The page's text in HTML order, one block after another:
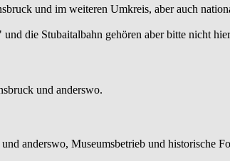
und im weiteren Umkreis, aber auch
die Stubaitalbahn gehören aber bitte nicht
und anderswo.
anderswo, Museumsbetrieb und historische